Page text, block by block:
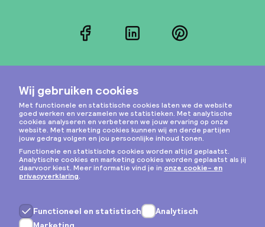
FacebookLinkedInPinterest
Instagram
Privacy & cookies
Algemene voorwaarden